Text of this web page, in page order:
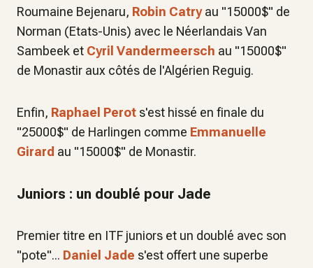
Roumaine Bejenaru, Robin Catryau "15000$" de
Norman (Etats-Unis) avec le Néerlandais Van
Sambeek et Cyril Vandermeersch au "15000$"
de Monastir aux côtés de l'Algérien Reguig.
Enfin, Raphael Perot s'est hissé en finale du
"25000$" de Harlingen comme Emmanuelle
Girard au "15000$" de Monastir.
Juniors : un doublé pour Jade
Premier titre en ITF juniors et un doublé avec son
"pote"... Daniel Jade s'est offert une superbe